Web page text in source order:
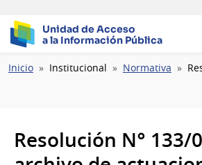
Unidad de Acceso
a la Información Pública
Ruta
Inicio Institucional Normativa
Resolución N° 133/